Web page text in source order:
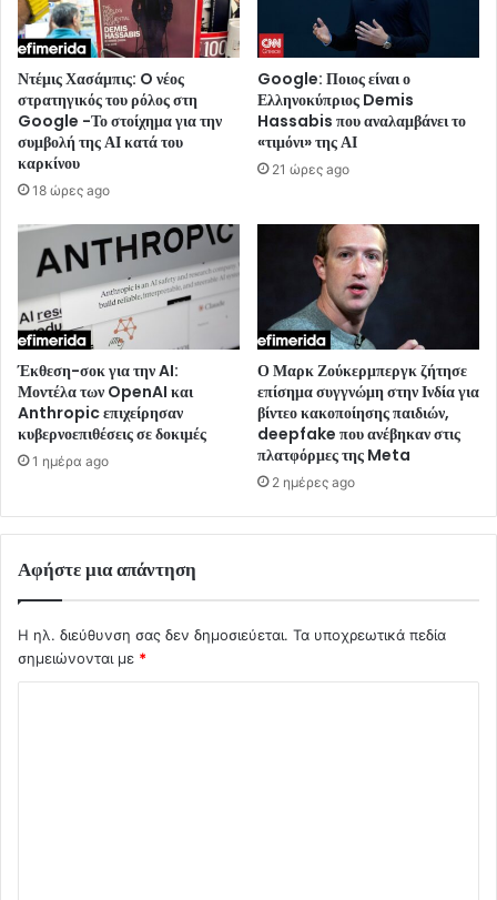
Ντέμις Χασάμπις: O νέος
στρατηγικός του ρόλος στη
Google -Το στοίχημα για την
συμβολή της ΑΙ κατά του
καρκίνου
18 ώρες ago
Google: Ποιος είναι ο
Ελληνοκύπριος Demis
Hassabis που αναλαμβάνει το
«τιμόνι» της ΑΙ
21 ώρες ago
Έκθεση-σοκ για την AI:
Μοντέλα των OpenAI και
Anthropic επιχείρησαν
κυβερνοεπιθέσεις σε δοκιμές
1 ημέρα ago
Ο Μαρκ Ζούκερμπεργκ ζήτησε
επίσημα συγγνώμη στην Ινδία για
βίντεο κακοποίησης παιδιών,
deepfake που ανέβηκαν στις
πλατφόρμες της Meta
2 ημέρες ago
Αφήστε μια απάντηση
Η ηλ. διεύθυνση σας δεν δημοσιεύεται. Τα υποχρεωτικά πεδία
σημειώνονται με *